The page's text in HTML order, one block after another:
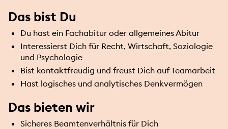
Das bist Du
Du hast ein Fachabitur oder allgemeines Abitur
Interessierst Dich für Recht, Wirtschaft, Soziologie
und Psychologie
Bist kontaktfreudig und freust Dich auf Teamarbeit
Hast logisches und analytisches Denkvermögen
Das bieten wir
Sicheres Beamtenverhältnis für Dich